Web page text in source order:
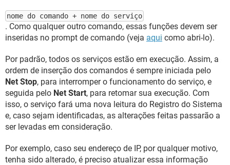
nome do comando + nome do serviço
. Como qualquer outro comando, essas funções devem ser
inseridas no prompt de comando (veja aqui como abri-lo).
Por padrão, todos os serviços estão em execução. Assim, a
ordem de inserção dos comandos é sempre iniciada pelo
Net Stop, para interromper o funcionamento do serviço, e
seguida pelo Net Start, para retomar sua execução. Com
isso, o serviço fará uma nova leitura do Registro do Sistema
e, caso sejam identificadas, as alterações feitas passarão a
ser levadas em consideração.
Por exemplo, caso seu endereço de IP, por qualquer motivo,
tenha sido alterado, é preciso atualizar essa informação